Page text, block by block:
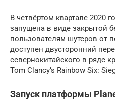
В четвёртом квартале 2020
запущена в виде закрытой
пользователям шутеров от
доступен двусторонний
севернокитайского в ряде
Tom Clancy’s Rainbow Six:
Запуск платформы